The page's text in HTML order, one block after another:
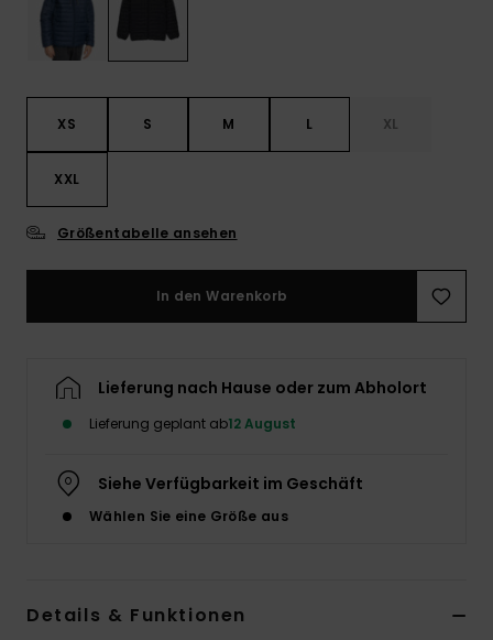
XS S M L XL
XXL
Größentabelle ansehen
In den Warenkorb
Lieferung nach Hause oder zum Abholort
Lieferung geplant ab12 August
Siehe Verfügbarkeit im Geschäft
Wählen Sie eine Größe aus
Details & Funktionen